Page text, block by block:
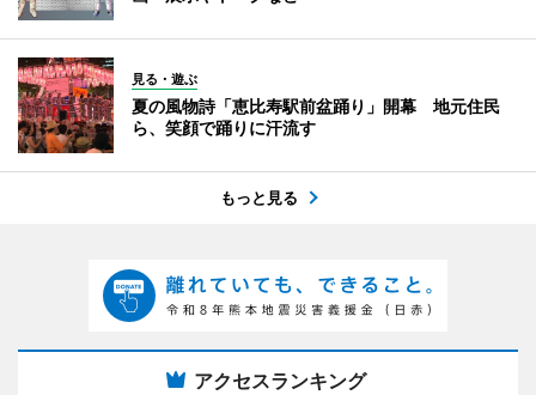
見る・遊ぶ
夏の風物詩「恵比寿駅前盆踊り」開幕 地元住民
ら、笑顔で踊りに汗流す
もっと見る
アクセスランキング